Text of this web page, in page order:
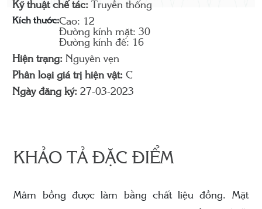
Kỹ thuật chế tác: Truyền thống
Kích thước:Cao: 12
Đường kính mặt: 30
Đường kính đế: 16
Hiện trạng:Nguyên vẹn
Phân loại giá trị hiện vật:C
Ngày đăng ký:27-03-2023
KHẢO TẢ ĐẶC ĐIỂM
Mâm bồng được làm bằng chất liệu đồng. Mặt